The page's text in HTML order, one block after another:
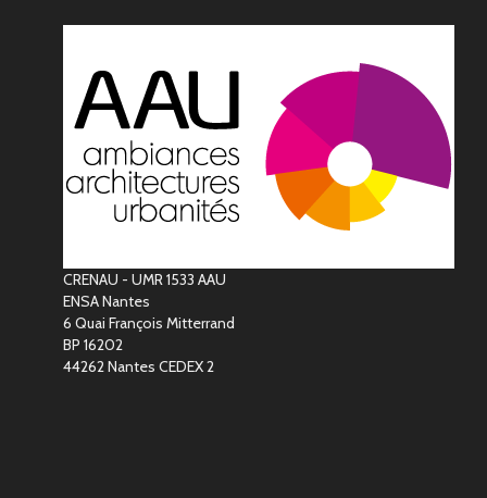
CRENAU - UMR 1533 AAU
ENSA Nantes
6 Quai François Mitterrand
BP 16202
44262 Nantes CEDEX 2